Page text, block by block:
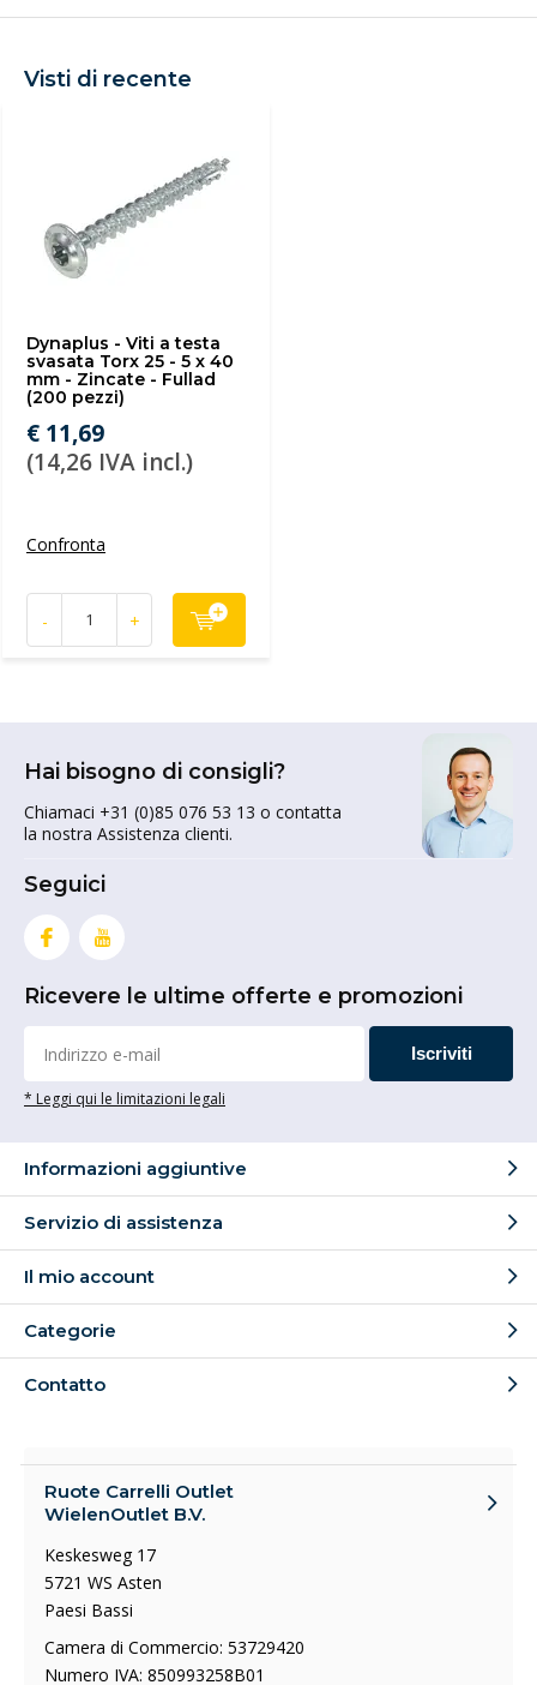
Visti di recente
Dynaplus - Viti a testa
svasata Torx 25 - 5 x 40
mm - Zincate - Fullad
(200 pezzi)
€ 11,69
(14,26 IVA incl.)
Confronta
- +
Hai bisogno di consigli?
Chiamaci +31 (0)85 076 53 13 o contatta
la nostra Assistenza clienti.
Seguici
Ricevere le ultime offerte e promozioni
Iscriviti
* Leggi qui le limitazioni legali
Informazioni aggiuntive
Servizio di assistenza
Il mio account
Categorie
Contatto
Ruote Carrelli Outlet
WielenOutlet B.V.
Keskesweg 17
5721 WS Asten
Paesi Bassi
Camera di Commercio: 53729420
Numero IVA: 850993258B01